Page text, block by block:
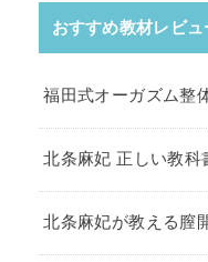
おすすめ教材レビュ
福田式オーガズム整
北条麻妃 正しい教科
北条麻妃が教える膣